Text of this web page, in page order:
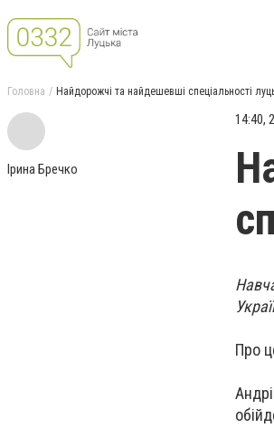
Головна Найдорожчі та найдешевші спеціальності
Ірина Бречко
14:40,
Про